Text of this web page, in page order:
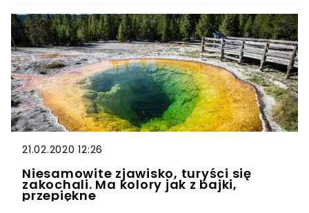
21.02.2020 12:26
Niesamowite zjawisko, turyści się
zakochali. Ma kolory jak z bajki,
przepiękne